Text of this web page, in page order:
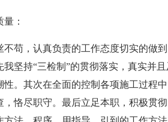
：
苟，认真负责的工作态度切实的做
坚持“三检制”的贯彻落实，真实并
。其次在全面的控制各项施工过程
恪尽职守。最后立足本职，积极贯